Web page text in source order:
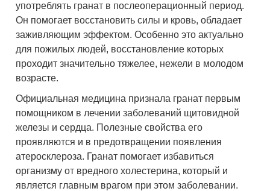
употреблять гранат в послеоперационный период.
Он помогает восстановить силы и кровь, обладает
заживляющим эффектом. Особенно это актуально
для пожилых людей, восстановление которых
проходит значительно тяжелее, нежели в молодом
возрасте.
Официальная медицина признала гранат первым
помощником в лечении заболеваний щитовидной
железы и сердца. Полезные свойства его
проявляются и в предотвращении появления
атеросклероза. Гранат помогает избавиться
организму от вредного холестерина, который и
является главным врагом при этом заболевании.